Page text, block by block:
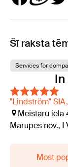
Šī raksta
Services for
"Lindström"
Meistaru iela
Mārupes nov.,
Most